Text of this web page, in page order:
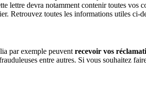
lettre devra notamment contenir toutes vos
Retrouvez toutes les informations utiles ci-
par exemple peuvent recevoir vos
entre autres. Si vous souhaitez